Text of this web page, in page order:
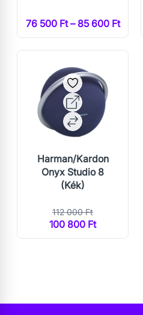
76 500 Ft – 85 600 Ft
Harman/Kardon
Onyx Studio 8
(Kék)
112 000 Ft
100 800 Ft